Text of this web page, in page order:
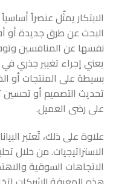
الابتكار يمثّل عنصراً
البحث عن طرق جديدة أو
نفسها عن المنافسين
يعني إجراء تغيير جذري
بسيطة على المنتجات أو
تحديث التصميم أو
على رضى العميل.
علاوة على ذلك، تُعتبر
الاستراتيجيات. من خلال
الاتجاهات السوقية